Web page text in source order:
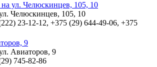
ул. Челюскинцев, 105, 10
Челюскинцев, 105, 10
23-12-12, +375 (29) 644-49-06, +375
9
Авиаторов, 9
745-82-86